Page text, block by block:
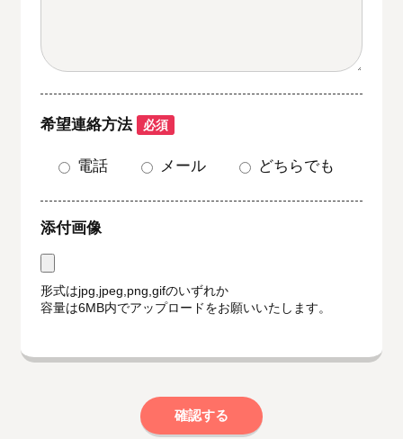
希望連絡方法 必須
電話 メール どちらでも
添付画像
形式はjpg,jpeg,png,gifのいずれか
容量は6MB内でアップロードをお願いいたします。